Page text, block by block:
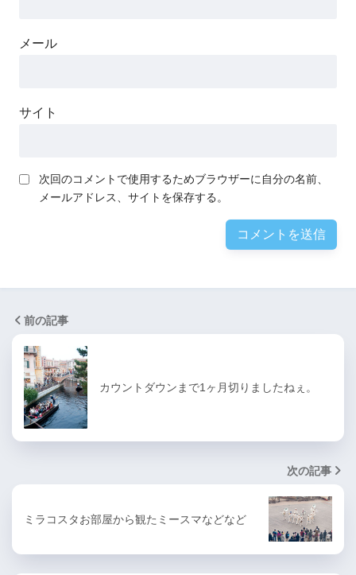
メール
サイト
次回のコメントで使用するためブラウザーに自分の名前、
メールアドレス、サイトを保存する。
前の記事
カウントダウンまで1ヶ月切りましたねぇ。
次の記事
ミラコスタお部屋から観たミースマなどなど